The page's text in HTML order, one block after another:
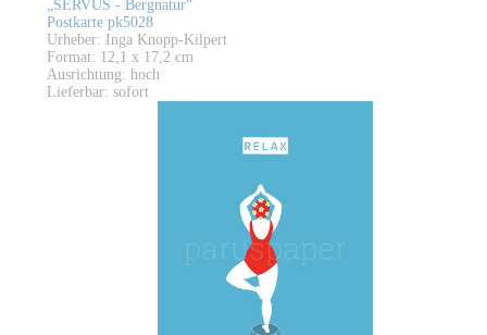
„SERVUS - Bergnatur“
Postkarte pk5028
Urheber: Inga Knopp-Kilpert
Format: 12,1 x 17,2 cm
Ausrichtung: hoch
Lieferbar: sofort